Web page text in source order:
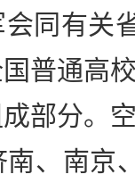
同有关
普通高
部分。
、南京